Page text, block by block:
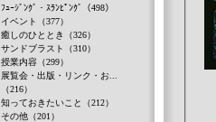
ﾌｭｰｼﾞﾝｸﾞ・ｽﾗﾝﾋﾟﾝｸﾞ（498）
イベント（377）
癒しのひととき（326）
サンドブラスト（310）
授業内容（299）
展覧会・出版・リンク・お...
（216）
知っておきたいこと（212）
その他（201）